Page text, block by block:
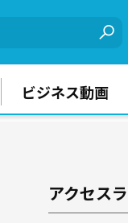
ビジネス動画
アクセス